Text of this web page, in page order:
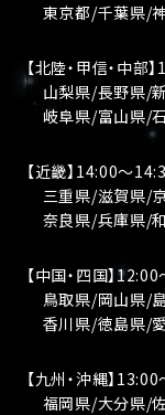
東京都/千葉県/
【北陸・甲信・中部
山梨県/長野県/
岐阜県/富山県/
【近畿】14:00〜
三重県/滋賀県/
奈良県/兵庫県/
【中国・四国】
鳥取県/岡山県/
香川県/徳島県/
【九州・沖縄】
福岡県/大分県/